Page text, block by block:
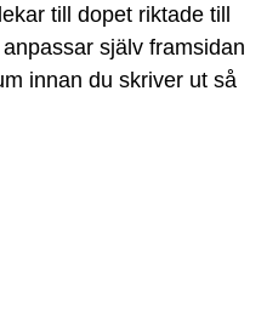
till dopet riktade till
själv framsidan
innan du skriver ut så